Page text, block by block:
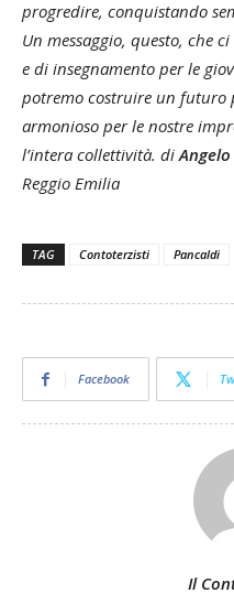
progredire, conquistando
Un messaggio, questo, che
e di insegnamento per le
potremo costruire un futuro
armonioso per le nostre
l’intera collettività. di
Reggio Emilia
TAG Contoterzisti Pancaldi
Facebook
Il